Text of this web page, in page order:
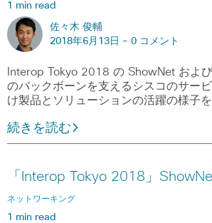
1 min read
佐々木 俊輔
2018年6月13日 - 0 コメント
Interop Tokyo 2018 の ShowNet およ
のバックボーンを支えるシスコのサー
け製品とソリューションの活躍の様子を
続きを読む
「Interop Tokyo 2018」
ネットワーキング
1 min read